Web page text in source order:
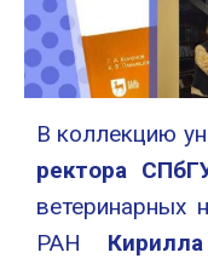
В коллекцию
ректора
ветеринарных
РАН